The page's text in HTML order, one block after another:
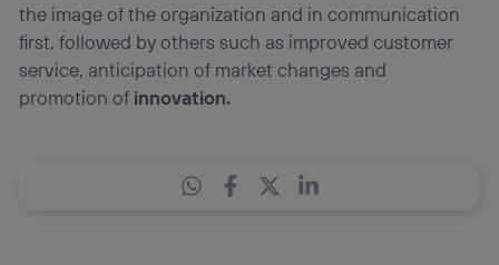
the image of the organization and in communication
first, followed by others such as improved customer
service, anticipation of market changes and
promotion of innovation.